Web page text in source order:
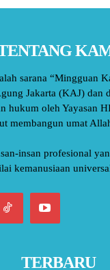
sarana “Mingguan
Jakarta (KAJ) dan
hukum oleh Yayasan
membangun umat
insan profesional
kemanusiaan
TERBARU